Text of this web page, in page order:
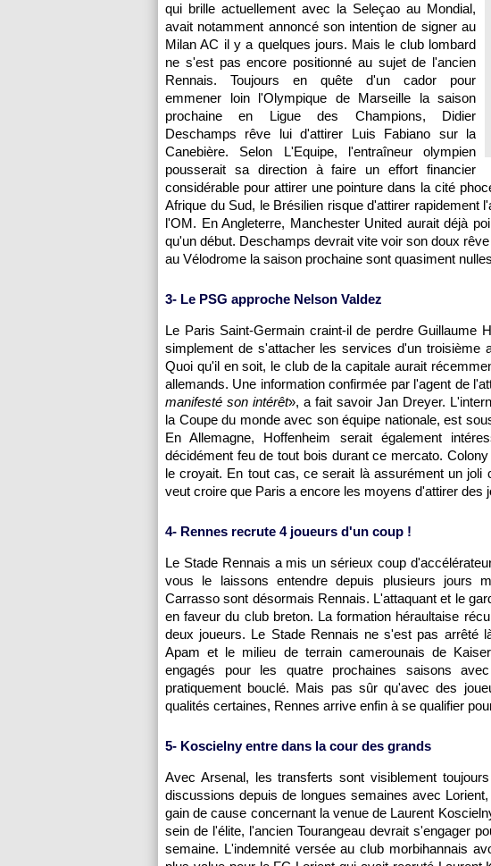
qui brille actuellement avec la Seleçao au Mondial,
avait notamment annoncé son intention de signer au
Milan AC il y a quelques jours. Mais le club lombard
ne s'est pas encore positionné au sujet de l'ancien
Rennais. Toujours en quête d'un cador pour
emmener loin l'Olympique de Marseille la saison
prochaine en Ligue des Champions, Didier
Deschamps rêve lui d'attirer Luis Fabiano sur la
Canebière. Selon L'Equipe, l'entraîneur olympien
pousserait sa direction à faire un effort financier
considérable pour attirer une pointure dans la cité
Afrique du Sud, le Brésilien risque d'attirer rapidement
l'OM. En Angleterre, Manchester United aurait déjà
qu'un début. Deschamps devrait vite voir son doux
au Vélodrome la saison prochaine sont quasiment
3- Le PSG approche Nelson Valdez
Le Paris Saint-Germain craint-il de perdre Guillaume
simplement de s'attacher les services d'un troisième
Quoi qu'il en soit, le club de la capitale aurait
allemands. Une information confirmée par l'agent de
manifesté son intérêt», a fait savoir Jan Dreyer.
la Coupe du monde avec son équipe nationale, est
En Allemagne, Hoffenheim serait également
décidément feu de tout bois durant ce mercato.
le croyait. En tout cas, ce serait là assurément un joli
veut croire que Paris a encore les moyens d'attirer des
4- Rennes recrute 4 joueurs d'un coup !
Le Stade Rennais a mis un sérieux coup
vous le laissons entendre depuis plusieurs jours
Carrasso sont désormais Rennais. L'attaquant et le
en faveur du club breton. La formation héraultaise
deux joueurs. Le Stade Rennais ne s'est pas arrêté
Apam et le milieu de terrain camerounais de
engagés pour les quatre prochaines saisons
pratiquement bouclé. Mais pas sûr qu'avec des
qualités certaines, Rennes arrive enfin à se qualifier
5- Koscielny entre dans la cour des grands
Avec Arsenal, les transferts sont visiblement
discussions depuis de longues semaines avec
gain de cause concernant la venue de Laurent
sein de l'élite, l'ancien Tourangeau devrait s'engager
semaine. L'indemnité versée au club morbihannais